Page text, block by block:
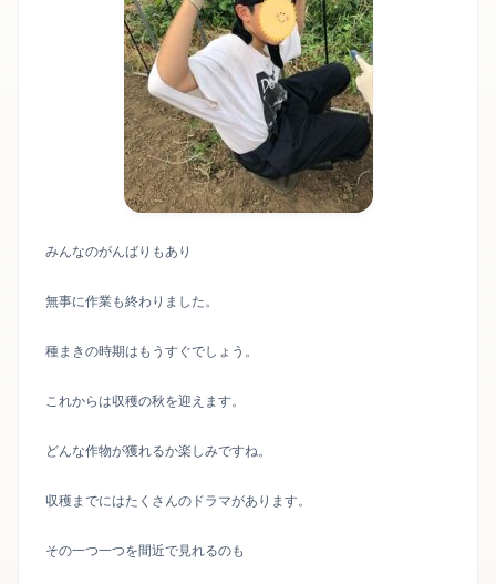
みんなのがんばりもあり
無事に作業も終わりました。
種まきの時期はもうすぐでしょう。
これからは収穫の秋を迎えます。
どんな作物が獲れるか楽しみですね。
収穫までにはたくさんのドラマがあります。
その一つ一つを間近で見れるのも